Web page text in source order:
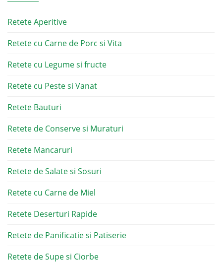
Retete Aperitive
Retete cu Carne de Porc si Vita
Retete cu Legume si fructe
Retete cu Peste si Vanat
Retete Bauturi
Retete de Conserve si Muraturi
Retete Mancaruri
Retete de Salate si Sosuri
Retete cu Carne de Miel
Retete Deserturi Rapide
Retete de Panificatie si Patiserie
Retete de Supe si Ciorbe